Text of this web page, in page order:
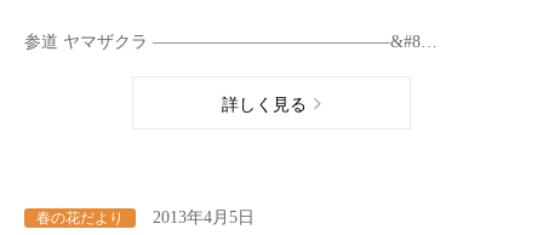
参道 ヤマザクラ ——————————————&#8…
詳しく見る
春の花だより 2013年4月5日